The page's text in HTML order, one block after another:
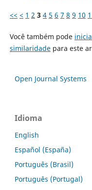
<< < 1 2 3 4 5 6 7 8 9 10
Você também pode
similaridadepara este
Open Journal Systems
Idioma
English
Español (España)
Português (Brasil)
Português (Portugal)